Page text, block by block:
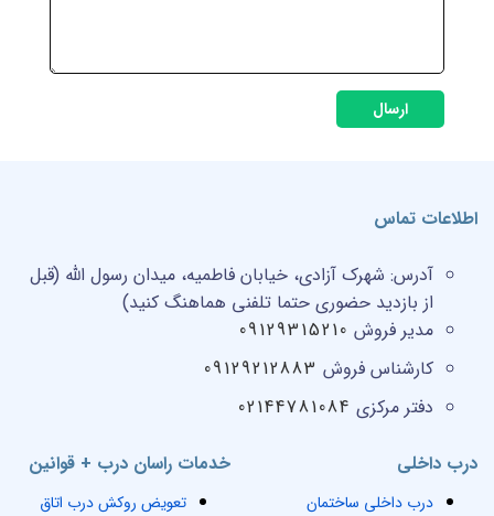
ارسال
خدمات راسان درب + قوانین
تعویض روکش درب اتاق
درب داخلی
درب داخلی ساختمان
اطلاعات تماس
آدرس: شهرک آزادی، خیابان فاطمیه، میدان رسول الله (قبل
از بازدید حضوری حتما تلفنی هماهنگ کنید)
مدیر فروش 09129315210
کارشناس فروش 09129212883
دفتر مرکزی 02144781084